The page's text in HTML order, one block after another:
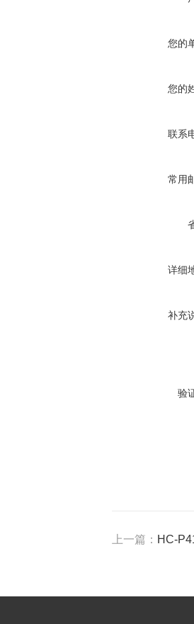
您的
您的
联系
常用
详细
补充
验
上一篇： HC-